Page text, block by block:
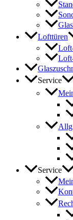
Lofttüren
Service
Service